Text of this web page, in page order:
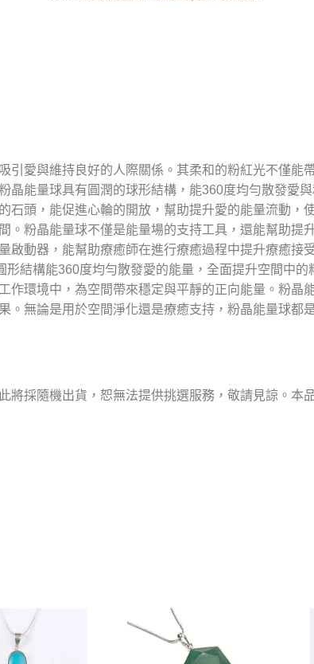
愛與維持良好的人際關係。其柔和的粉紅光不僅能
能量球具有圓潤的球形結構，能360度均勻散發愛
頭，能促進心輪的開放，幫助提升愛的能量流動，
粉晶能量球不僅是能量場的支持工具，還能幫助提
動器，能幫助療癒師在進行療癒過程中提升療癒接
結構能360度均勻散發愛的能量，全面提升空間中的
環境中，為空間帶來穩定與平靜的正向能量。粉晶
無論是用於空間淨化還是療癒支持，粉晶能量球都
採隨機出貨，恕無法提供挑選服務，敬請見諒。本